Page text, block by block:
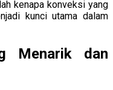
kenapa konveksi yang
kunci utama dalam
Menarik dan